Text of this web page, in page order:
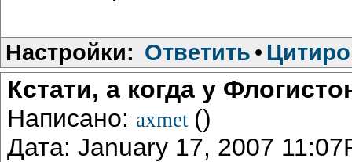
Настройки: Ответить •
Кстати, а когда у
Написано: axmet ()
Дата: January 17, 2007